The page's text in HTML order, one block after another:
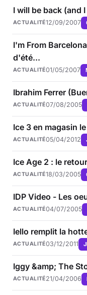
I will be back (and
ACTUALITÉ12/09/2007
I'm From
d'été...
ACTUALITÉ01/05/2007
Ibrahim Ferrer
ACTUALITÉ07/08/2005
Ice 3 en magasin
ACTUALITÉ05/04/2012
Ice Age 2 : le
ACTUALITÉ18/03/2005
IDP Video - Les
ACTUALITÉ04/07/2005
Iello remplit la
ACTUALITÉ03/12/2011
Iggy &amp; The
ACTUALITÉ21/04/2006